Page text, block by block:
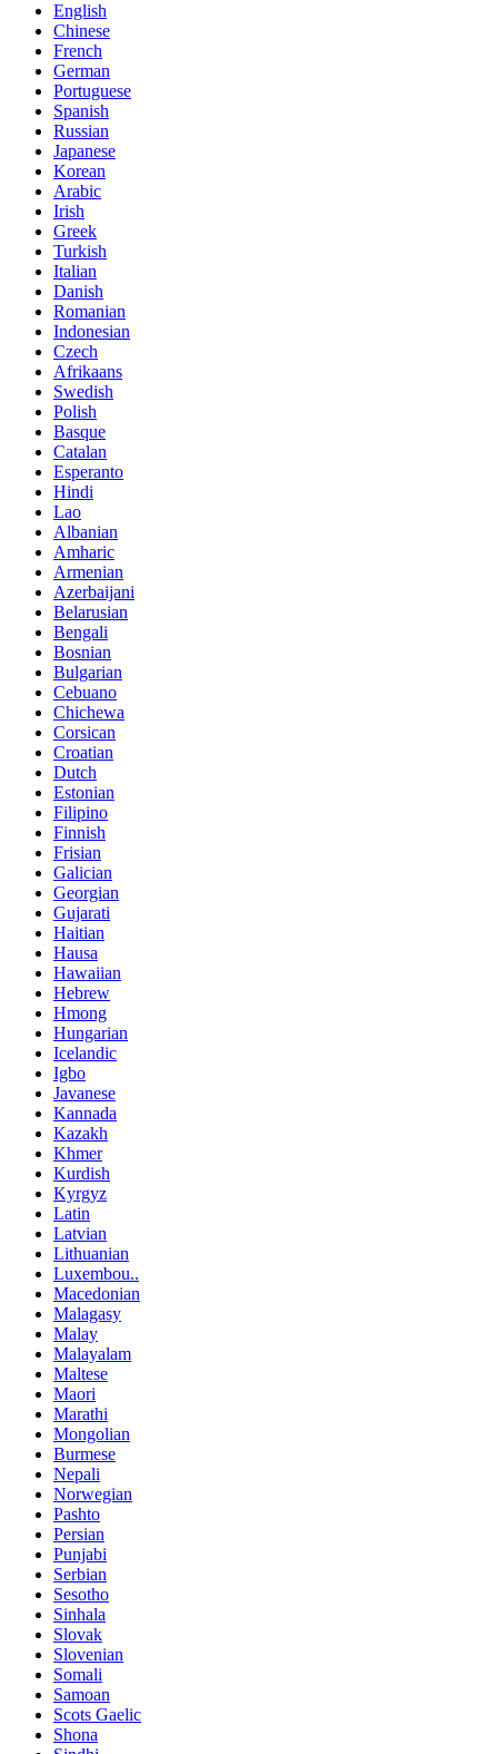
English
Chinese
French
German
Portuguese
Spanish
Russian
Japanese
Korean
Arabic
Irish
Greek
Turkish
Italian
Danish
Romanian
Indonesian
Czech
Afrikaans
Swedish
Polish
Basque
Catalan
Esperanto
Hindi
Lao
Albanian
Amharic
Armenian
Azerbaijani
Belarusian
Bengali
Bosnian
Bulgarian
Cebuano
Chichewa
Corsican
Croatian
Dutch
Estonian
Filipino
Finnish
Frisian
Galician
Georgian
Gujarati
Haitian
Hausa
Hawaiian
Hebrew
Hmong
Hungarian
Icelandic
Igbo
Javanese
Kannada
Kazakh
Khmer
Kurdish
Kyrgyz
Latin
Latvian
Lithuanian
Luxembou..
Macedonian
Malagasy
Malay
Malayalam
Maltese
Maori
Marathi
Mongolian
Burmese
Nepali
Norwegian
Pashto
Persian
Punjabi
Serbian
Sesotho
Sinhala
Slovak
Slovenian
Somali
Samoan
Scots Gaelic
Shona